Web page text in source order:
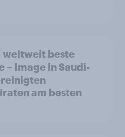
weltweit beste
– Image in Saudi-
am besten